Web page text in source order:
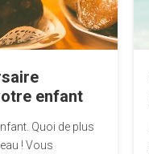
enfant
Quoi de plus
! Vous